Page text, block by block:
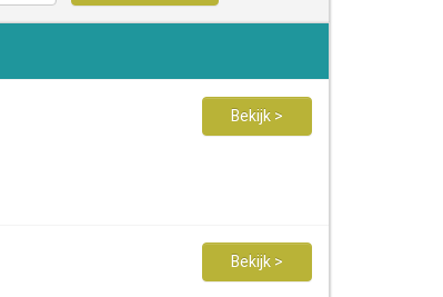
Bekijk >
Bekijk >